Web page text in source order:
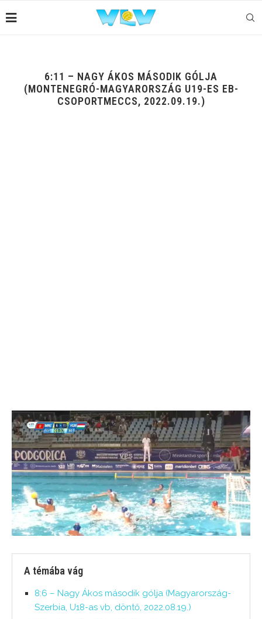
6:11 – NAGY ÁKOS MÁSODIK GÓLJA
(MONTENEGRÓ-MAGYARORSZÁG U19-ES EB-
CSOPORTMECCS, 2022.09.19.)
A témába vág
8:6 – Nagy Ákos második gólja (Magyarország-
Szerbia, U18-as vb, döntő, 2022.08.19.)